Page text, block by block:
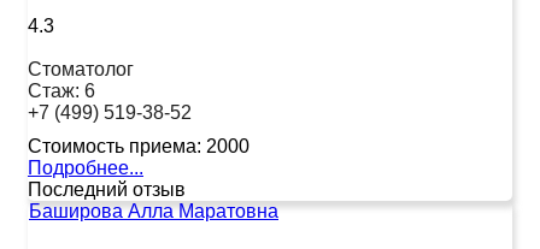
4.3
Стоматолог
Стаж: 6
+7 (499) 519-38-52
Стоимость приема: 2000
Подробнее...
Последний отзыв
Баширова Алла Маратовна